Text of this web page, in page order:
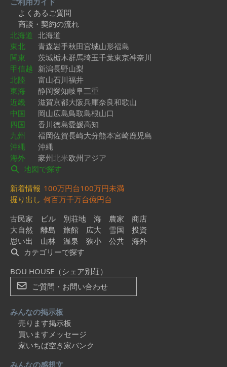
よくあるご質問
商談・契約の流れ
北海道 北海道
東北
青森岩手秋田宮城山形福島
関東
茨城栃木群馬埼玉千葉東京神奈川
甲信越 新潟長野山梨
北陸
富山石川福井
東海
静岡愛知岐阜三重
近畿
滋賀京都大阪兵庫奈良和歌山
中国
岡山広島鳥取島根山口
四国
香川徳島愛媛高知
九州
福岡佐賀長崎大分熊本宮崎鹿児島
沖縄
沖縄
海外
豪州北米欧州アジア
地図で探す
新着情報 100万円台100万円未満
掘り出し 何百万千万台億円台
古民家
ビル 別荘地 海 農家
商店
大自然
離島 旅館 広大 雪国
投資
思い出
山林 温泉 狭小 公共
海外
カテゴリーで探す
BOU HOUSE（シェア別荘）
ご質問・お問い合わせ
みんなの掲示板
売ります掲示板
買いますメッセージ
家いちば空き家バンク
みんなの感想文